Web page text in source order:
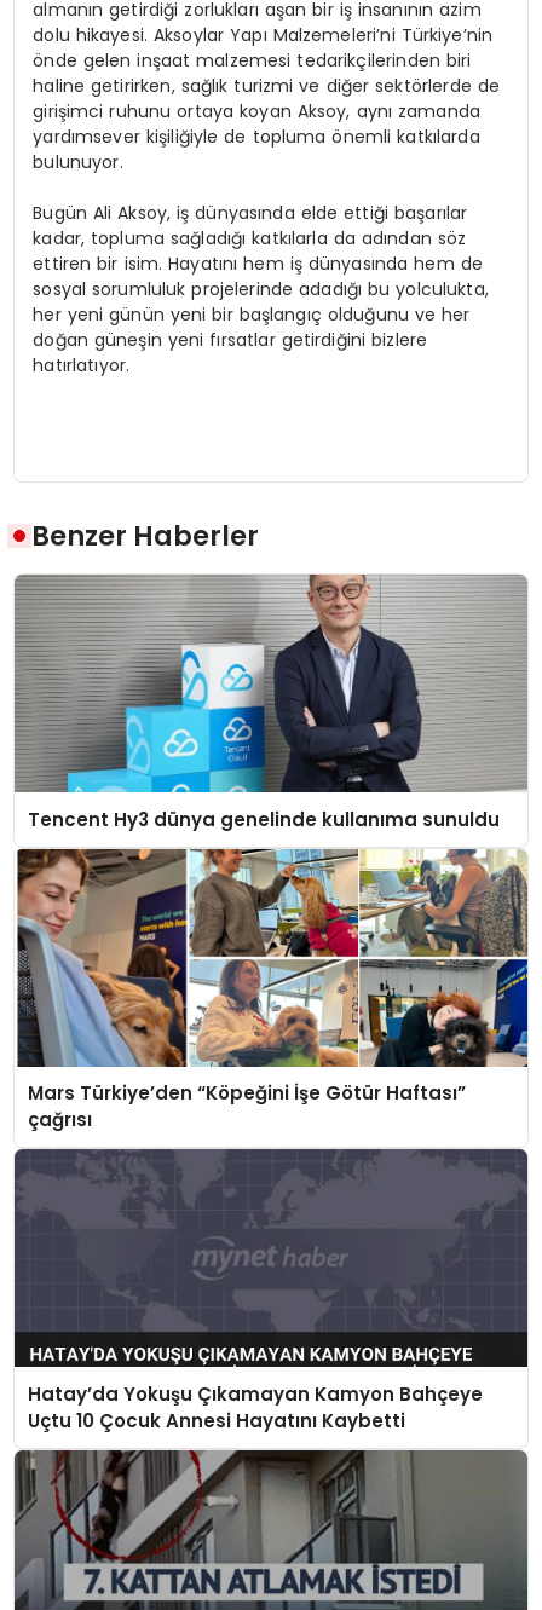
almanın getirdiği zorlukları aşan bir iş insanının azim
dolu hikayesi. Aksoylar Yapı Malzemeleri’ni Türkiye’nin
önde gelen inşaat malzemesi tedarikçilerinden biri
haline getirirken, sağlık turizmi ve diğer sektörlerde de
girişimci ruhunu ortaya koyan Aksoy, aynı zamanda
yardımsever kişiliğiyle de topluma önemli katkılarda
bulunuyor.
Bugün Ali Aksoy, iş dünyasında elde ettiği başarılar
kadar, topluma sağladığı katkılarla da adından söz
ettiren bir isim. Hayatını hem iş dünyasında hem de
sosyal sorumluluk projelerinde adadığı bu yolculukta,
her yeni günün yeni bir başlangıç olduğunu ve her
doğan güneşin yeni fırsatlar getirdiğini bizlere
hatırlatıyor.
Benzer Haberler
Tencent Hy3 dünya genelinde kullanıma sunuldu
Mars Türkiye’den “Köpeğini İşe Götür Haftası”
çağrısı
Hatay’da Yokuşu Çıkamayan Kamyon Bahçeye
Uçtu 10 Çocuk Annesi Hayatını Kaybetti